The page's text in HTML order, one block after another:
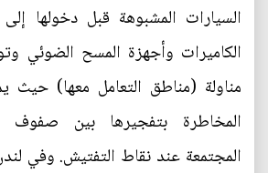
السيارات المشبوهة قبل دخولها
الكاميرات وأجهزة المسح الضوئي
مناولة (مناطق التعامل معها) حيث
المخاطرة بتفجيرها بين صفوف
المجتمعة عند نقاط التفتيش. وفي